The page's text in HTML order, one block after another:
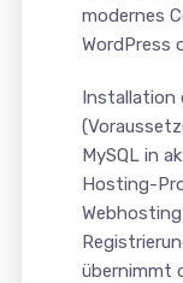
modernes
WordPress
Installation
MySQL in
Hosting-
übernimmt